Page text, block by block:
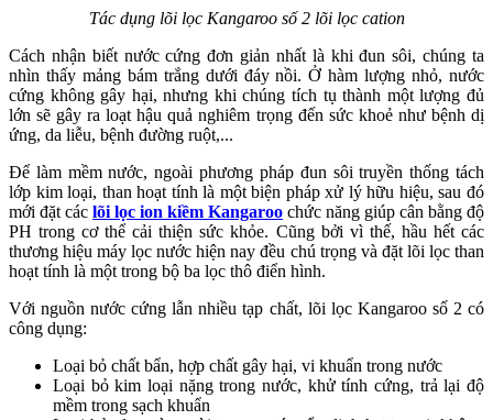
Tác dụng lõi lọc Kangaroo số 2 lõi lọc cation
Cách nhận biết nước cứng đơn giản nhất là khi đun sôi, chúng ta
nhìn thấy mảng bám trắng dưới đáy nồi. Ở hàm lượng nhỏ, nước
cứng không gây hại, nhưng khi chúng tích tụ thành một lượng đủ
lớn sẽ gây ra loạt hậu quả nghiêm trọng đến sức khoẻ như bệnh dị
ứng, da liễu, bệnh đường ruột,...
Để làm mềm nước, ngoài phương pháp đun sôi truyền thống tách
lớp kim loại, than hoạt tính là một biện pháp xử lý hữu hiệu, sau đó
mới đặt các lõi lọc ion kiềm Kangaroo chức năng giúp cân bằng độ
PH trong cơ thể cải thiện sức khỏe. Cũng bởi vì thế, hầu hết các
thương hiệu máy lọc nước hiện nay đều chú trọng và đặt lõi lọc than
hoạt tính là một trong bộ ba lọc thô điển hình.
Với nguồn nước cứng lẫn nhiều tạp chất, lõi lọc Kangaroo số 2 có
công dụng:
Loại bỏ chất bẩn, hợp chất gây hại, vi khuẩn trong nước
Loại bỏ kim loại nặng trong nước, khử tính cứng, trả lại độ
mềm trong sạch khuẩn